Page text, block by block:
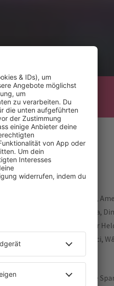
Alfred Heinrichs, Alok,
Heart, Deborah De Luca,
Summit, Maddix, Neelix, Oliver
Aoki, Timmy Trumpet, Vini Vici,
AKKI, Basswell, CARV, Charlie